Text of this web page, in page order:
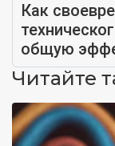
Как
общую
Читайте